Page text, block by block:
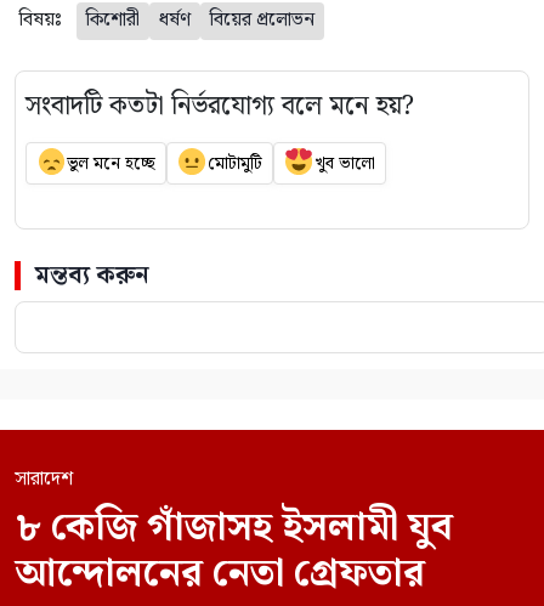
বিষয়ঃ কিশোরী ধর্ষণ বিয়ের প্রলোভন
সংবাদটি কতটা নির্ভরযোগ্য বলে মনে হয়?
ভুল মনে হচ্ছে মোটামুটি খুব ভালো
মন্তব্য করুন
সারাদেশ
৮ কেজি গাঁজাসহ ইসলামী যুব
আন্দোলনের নেতা গ্রেফতার